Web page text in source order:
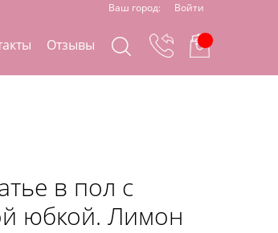
Ваш город: Войти
Отзывы
в пол с
юбкой. Лимон